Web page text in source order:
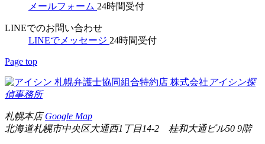
メールフォーム 24時間受付
LINEでのお問い合わせ
LINEでメッセージ 24時間受付
Page top
札幌弁護士協同組合特約店 株式会社 アイシン探
偵事務所
札幌本店Google Map
北海道札幌市中央区大通西1丁目14-2 桂和大通ビル50 9階